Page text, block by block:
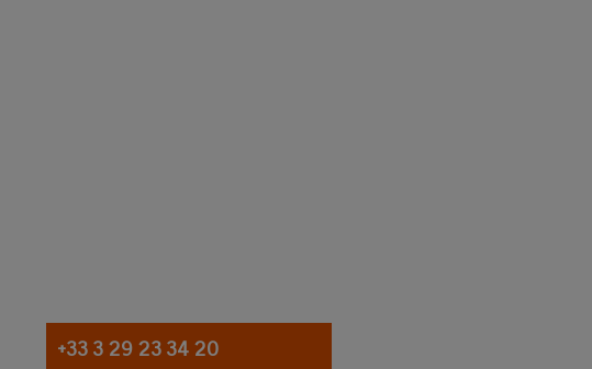
+33 3 29 23 34 20